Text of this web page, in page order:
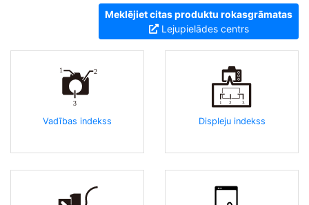
Meklējiet citas produktu rokasgrāmatas
Lejupielādes centrs
Vadības indekss Displeju indekss